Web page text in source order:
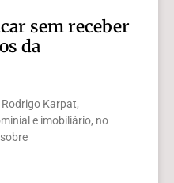
sem receber
da
Karpat,
e imobiliário, no